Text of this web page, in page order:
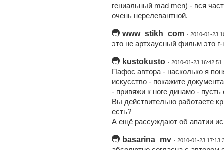
гениальный mad men) - вся
очень нерелевантной.
www_stikh_com · 2010-01-23
это не артхаусный фильм это
kustokusto · 2010-01-23 16:42:51
Пафос автора - насколько я
искусство - покажите
- привяжи к ноге динамо -
Вы действительно работаете
есть?
А ещё рассуждают об апатии
basarina_mv · 2010-01-23